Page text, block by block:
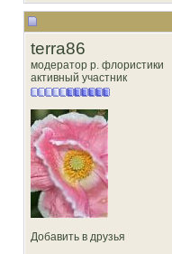
terra86
модератор р. флористики
активный участник
Добавить в друзья